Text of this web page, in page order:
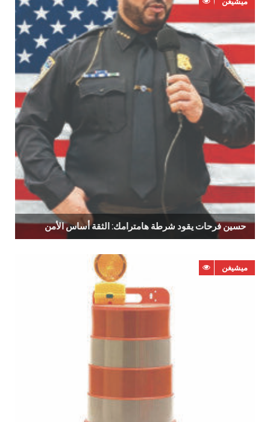
حسين فرحات يقود شرطة هامترامك: الثقة أساس الأمن
ميشيغن